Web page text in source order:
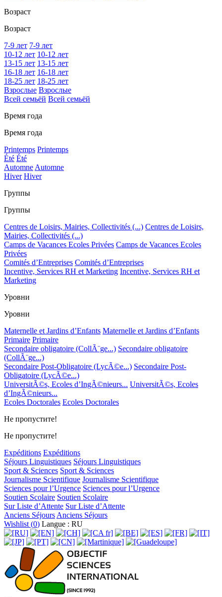
Возраст
Возраст
7-9 лет 7-9 лет
10-12 лет 10-12 лет
13-15 лет 13-15 лет
16-18 лет 16-18 лет
18-25 лет 18-25 лет
Взрослые Взрослые
Всей семьёй Всей семьёй
Время года
Время года
Printemps Printemps
Été Été
AutomneAutomne
Hiver Hiver
Группы
Группы
Centres de Loisirs, Mairies, Collectivités (...) Centres de Loisirs,
Mairies, Collectivités (...)
Camps de Vacances Ecoles Privées Camps de Vacances Ecoles
Privées
Comités d’Entreprises Comités d’Entreprises
Incentive, Services RH et Marketing Incentive, Services RH et
Marketing
Уровни
Уровни
Maternelle et Jardins d’Enfants Maternelle et Jardins d’Enfants
Primaire Primaire
Secondaire obligatoire (CollÃ¨ge...) Secondaire obligatoire
(CollÃ¨ge...)
Secondaire Post-Obligatoire (LycÃ©e...) Secondaire Post-
Obligatoire (LycÃ©e...)
UniversitÃ©s, Ecoles d’IngÃ©nieurs... UniversitÃ©s, Ecoles
d’IngÃ©nieurs...
Ecoles Doctorales Ecoles Doctorales
Не пропустите!
Не пропустите!
Expéditions Expéditions
Séjours Linguistiques Séjours Linguistiques
Sport & Sciences Sport & Sciences
Journalisme Scientifique Journalisme Scientifique
Sciences pour l’Urgence Sciences pour l’Urgence
Soutien Scolaire Soutien Scolaire
Sur Liste d’Attente Sur Liste d’Attente
Anciens SéjoursAnciens Séjours
Wishlist (0) Langue : RU